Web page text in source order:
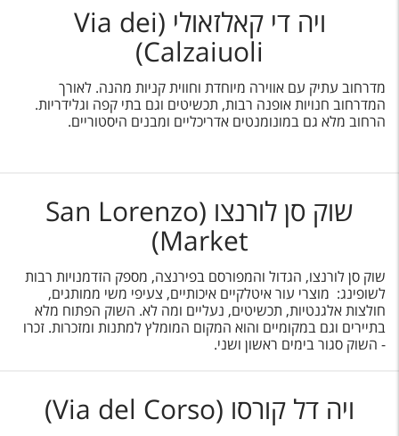
ויה די קאלזאולי (Via dei
Calzaiuoli)
מדרחוב עתיק עם אווירה מיוחדת וחווית קניות מהנה. לאורך
המדרחוב חנויות אופנה רבות, תכשיטים וגם בתי קפה וגלידריות.
הרחוב מלא גם במונומנטים אדריכליים ומבנים היסטוריים.
שוק סן לורנצו (San Lorenzo
Market)
שוק סן לורנצו, הגדול והמפורסם בפירנצה, מספק הזדמנויות רבות
לשופינג: מוצרי עור איטלקיים איכותיים, צעיפי משי ממותגים,
חולצות אלגנטיות, תכשיטים, נעליים ומה לא. השוק הפתוח מלא
בתיירים וגם במקומיים והוא המקום המומלץ למתנות ומזכרות. זכרו
- השוק סגור בימים ראשון ושני.
ויה דל קורסו (Via del Corso)